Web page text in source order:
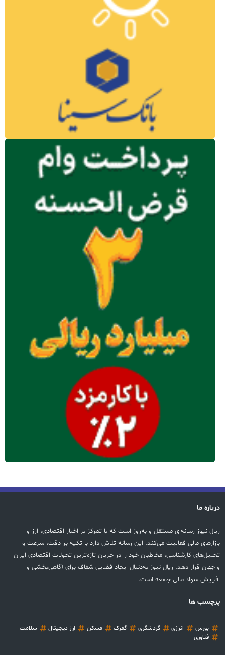
درباره ما
ریال نیوز رسانه‌ای مستقل و به‌روز است که با تمرکز بر اخبار اقتصادی، ارز و
بازارهای مالی فعالیت می‌کند. این رسانه تلاش دارد با تکیه بر دقت، سرعت و
تحلیل‌های کارشناسی، مخاطبان خود را در جریان تازه‌ترین تحولات اقتصادی ایران
و جهان قرار دهد. ریال نیوز به‌دنبال ایجاد فضایی شفاف برای آگاهی‌بخشی و
افزایش سواد مالی جامعه است.
پرچسب ها
بورس انرژی گردشگری گمرک مسکن ارز دیجیتال
سلامت
فناوری